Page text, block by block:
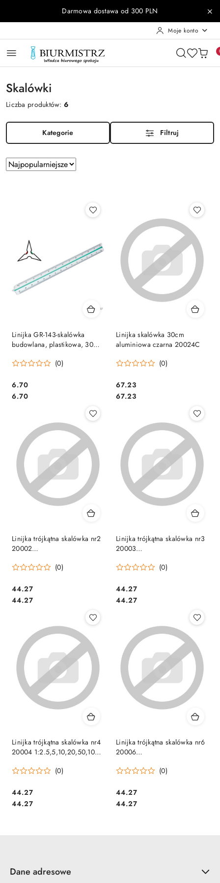
Przejdź do treści głównej
Przejdź do wyszukiwarki
Przejdź do moje konto
Przejdź do menu głównego
Przejdź do stopkiDarmowa dostawa od 300 PLN
Moje konto
Skalówki
Liczba produktów:6
Kategorie Filtruj
Zastosowano
sortowanie:
Sortuj
według
Linijka GR-143-skalówka
budowlana, plastikowa, 30
(0)
Cena:
6.70
Cena:
6.70
Linijka skalówka 30cm
aluminiowa czarna 20024C
(0)
Cena:
67.23
Cena:
67.23
Linijka trójkątna skalówka nr2
20002
LENIAR
(0)
Cena:
44.27
Cena:
44.27
Linijka trójkątna skalówka nr3
20003
LENIAR
(0)
Cena:
44.27
Cena:
44.27
Linijka trójkątna skalówka nr4
20004 1:2.5,5,10,20,50,100
(0)
Cena:
44.27
Cena:
44.27
Linijka trójkątna skalówka nr6
20006
(0)
Cena:
44.27
Cena:
44.27
Dane adresowe